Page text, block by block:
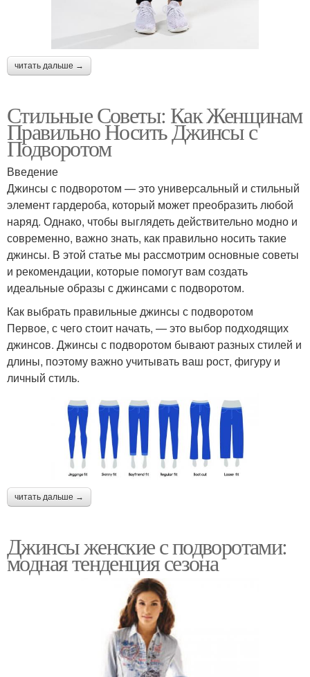
читать дальше →
Стильные Советы: Как Женщинам
Правильно Носить Джинсы с
Подворотом
Введение
Джинсы с подворотом — это универсальный и стильный
элемент гардероба, который может преобразить любой
наряд. Однако, чтобы выглядеть действительно модно и
современно, важно знать, как правильно носить такие
джинсы. В этой статье мы рассмотрим основные советы
и рекомендации, которые помогут вам создать
идеальные образы с джинсами с подворотом.
Как выбрать правильные джинсы с подворотом
Первое, с чего стоит начать, — это выбор подходящих
джинсов. Джинсы с подворотом бывают разных стилей и
длины, поэтому важно учитывать ваш рост, фигуру и
личный стиль.
читать дальше →
Джинсы женские с подворотами:
модная тенденция сезона